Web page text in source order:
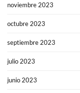
noviembre 2023
octubre 2023
septiembre 2023
julio 2023
junio 2023